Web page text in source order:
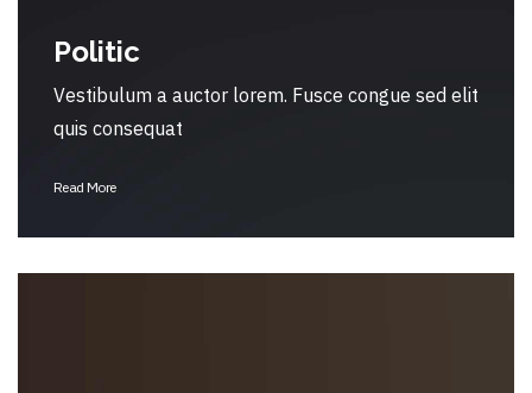
Politic
Vestibulum a auctor lorem. Fusce congue sed elit
quis consequat
Read More